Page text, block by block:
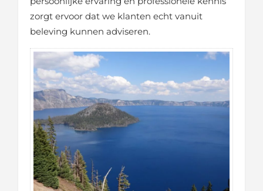
zorgt ervoor dat we klanten echt vanuit
beleving kunnen adviseren.